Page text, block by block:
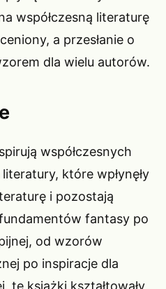
współczesną literaturę
a przesłanie o
dla wielu autorów.
współczesnych
które wpłynęły
i pozostają
fantasy po
od wzorów
po inspiracje dla
te książki kształtowały